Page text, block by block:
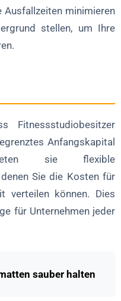
Ausfallzeiten minimieren
stellen, um Ihre
Fitnessstudiobesitzer
Anfangskapital
sie flexible
Sie die Kosten für
verteilen können. Dies
für Unternehmen jeder
sauber halten